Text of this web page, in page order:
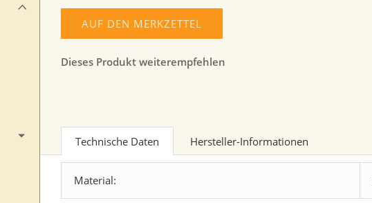
AUF DEN MERKZETTEL
Dieses Produkt weiterempfehlen
Technische Daten Hersteller-Informationen
Material: